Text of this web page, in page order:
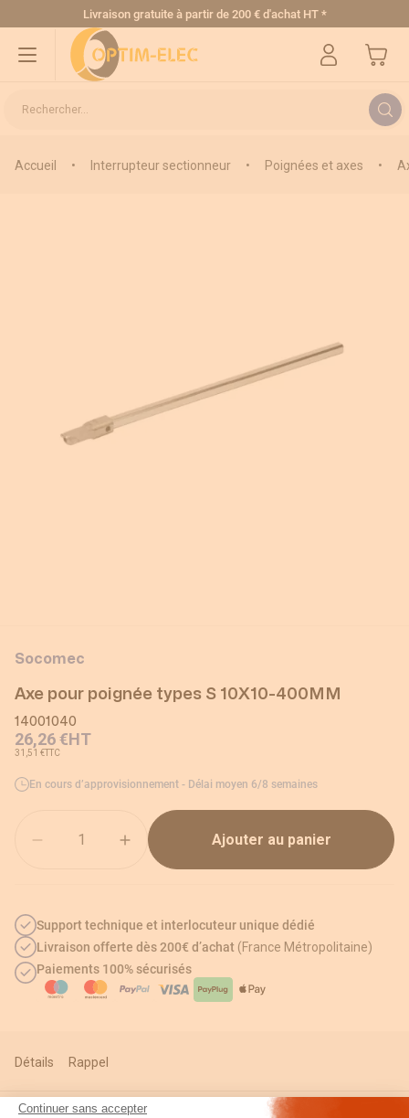
Continuer sans accepter
Allez au contenuLivraison gratuite à partir de 200 € d'achat HT *
Mon
Rechercher...
Accueil • Interrupteur sectionneur • Poignées et axes •
Socomec
Axe pour poignée types S 10X10-400MM
14001040
26,26 €HT
31,51 €TTC
En cours d’approvisionnement - Délai moyen 6/8 semaines
Ajouter au panier
Support technique et interlocuteur unique dédié
Livraison offerte dès 200€ d’achat (France Métropolitaine)
Paiements 100% sécurisés
Détails Rappel